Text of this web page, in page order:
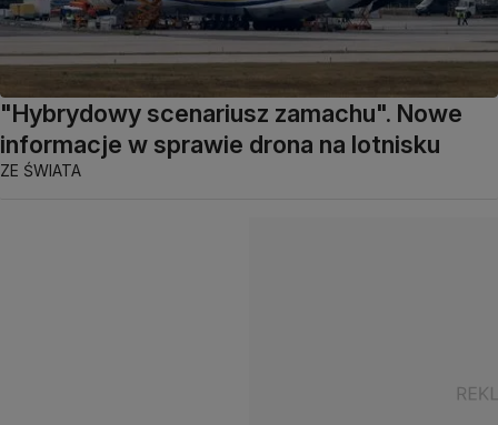
"Hybrydowy scenariusz zamachu". Nowe
informacje w sprawie drona na lotnisku
ZE ŚWIATA